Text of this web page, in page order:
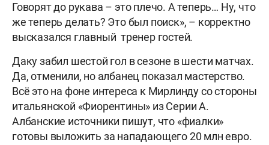
Говорят до рукава – это плечо. А теперь… Ну, что
же теперь делать? Это был поиск», – корректно
высказался главный тренер гостей.
Даку забил шестой гол в сезоне в шести матчах.
Да, отменили, но албанец показал мастерство.
Всё это на фоне интереса к Мирлинду со стороны
итальянской «Фиорентины» из Серии А.
Албанские источники пишут, что «фиалки»
готовы выложить за нападающего 20 млн евро.